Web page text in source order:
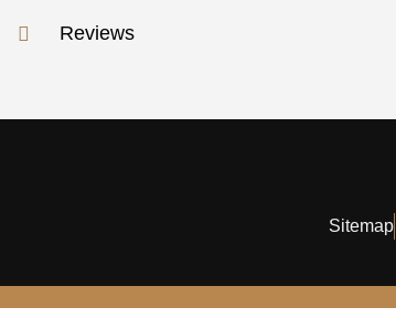
Reviews
Sitemap